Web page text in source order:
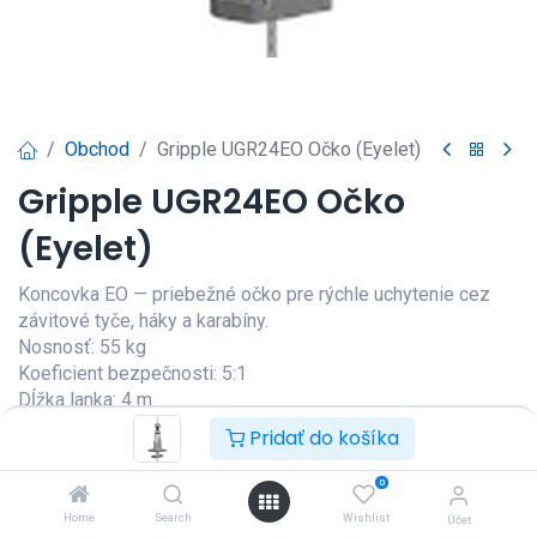
Pridať do košíka
Home Search
0
Wishlist Účet
Obchod Gripple UGR24EO Očko (Eyelet)
Gripple UGR24EO Očko
(Eyelet)
Koncovka EO — priebežné očko pre rýchle uchytenie cez
závitové tyče, háky a karabíny.
Nosnosť: 55 kg
Koeficient bezpečnosti: 5:1
Dĺžka lanka: 4 m
Prihlásenie| Registrácia pre
zobrazenie ceny